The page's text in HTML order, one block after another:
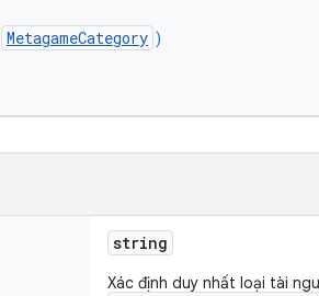
MetagameCategory )
string
Xác định duy nhất loại tài